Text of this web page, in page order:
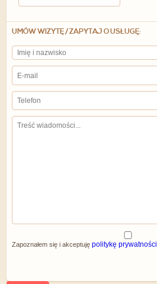
UMÓW WIZYTĘ / ZAPYTAJ O USŁUGĘ:
Zapoznałem się i akceptuję politykę prywatności